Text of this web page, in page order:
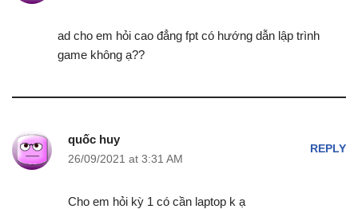
ad cho em hỏi cao đẳng fpt có hướng dẫn lập trình
game không ạ??
quốc huy
26/09/2021 at 3:31 AM
REPLY
Cho em hỏi kỳ 1 có cần laptop k ạ